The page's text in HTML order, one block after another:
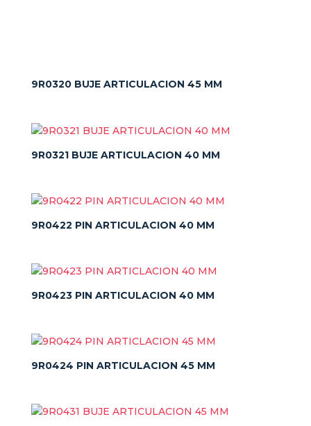
9R0320 BUJE ARTICULACION 45 MM
9R0321 BUJE ARTICULACION 40 MM
9R0422 PIN ARTICULACION 40 MM
9R0423 PIN ARTICULACION 40 MM
9R0424 PIN ARTICULACION 45 MM